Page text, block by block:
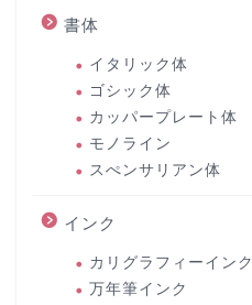
書体
イタリック体
ゴシック体
カッパープレート体
モノライン
スぺンサリアン体
インク
カリグラフィーインク
万年筆インク